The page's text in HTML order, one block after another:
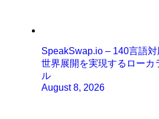
SpeakSwap.io – 140言語
世界展開を実現するローカ
ル
August 8, 2026